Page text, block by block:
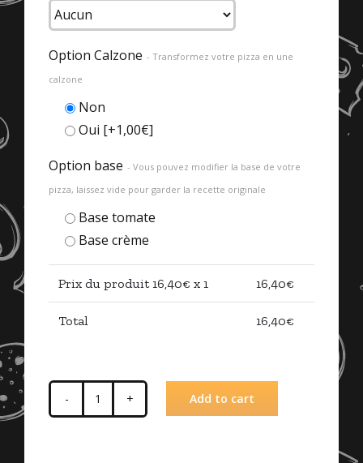
Option Calzone - Transformez votre pizza en une
calzone
Non
Oui [+1,00€]
Option base - Vous pouvez modifier la base de votre
pizza, laissez vide pour garder la recette originale
Base tomate
Base crème
Prix du produit16,40€ x 1 16,40€
Total 16,40€
Pizza
Add to cart